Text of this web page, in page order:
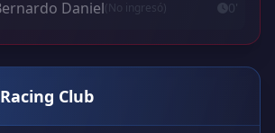
Daniel(No ingresó) 0'
Club